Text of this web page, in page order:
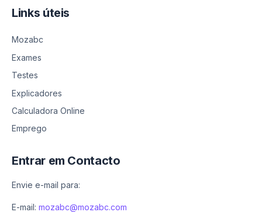
Links úteis
Mozabc
Exames
Testes
Explicadores
Calculadora Online
Emprego
Entrar em Contacto
Envie e-mail para:
E-mail: mozabc@mozabc.com